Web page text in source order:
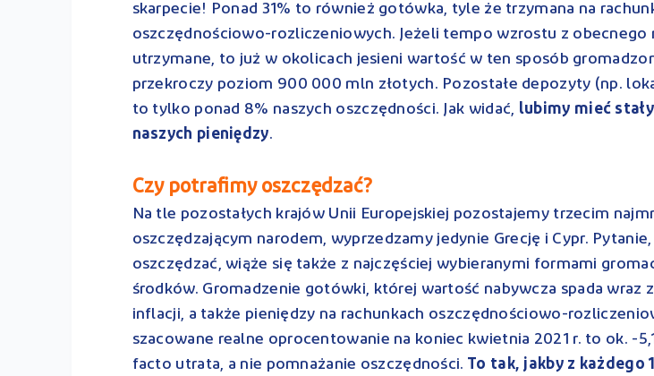
skarpecie! Ponad 31% to również gotówka, tyle że trzymana na
oszczędnościowo-rozliczeniowych. Jeżeli tempo wzrostu z obecnego
utrzymane, to już w okolicach jesieni wartość w ten sposób
przekroczy poziom 900 000 mln złotych. Pozostałe depozyty (np.
to tylko ponad 8% naszych oszczędności. Jak widać, lubimy mieć
naszych pieniędzy.
Czy potrafimy oszczędzać?
Na tle pozostałych krajów Unii Europejskiej pozostajemy trzecim
oszczędzającym narodem, wyprzedzamy jedynie Grecję i Cypr.
oszczędzać, wiąże się także z najczęściej wybieranymi formami
środków. Gromadzenie gotówki, której wartość nabywcza spada wraz
inflacji, a także pieniędzy na rachunkach oszczędnościowo-
szacowane realne oprocentowanie na koniec kwietnia 2021 r. to ok. -
facto utrata, a nie pomnażanie oszczędności. To tak, jakby z każdego